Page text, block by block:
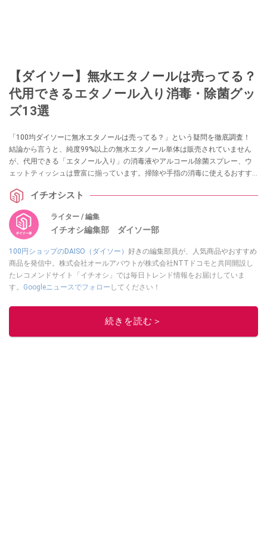
【ダイソー】無水エタノールは売ってる？
代用できるエタノール入り消毒・除菌グッ
ズ13選
「100均ダイソーに無水エタノールは売ってる？」という疑問を徹底調査！
結論から言うと、純度99%以上の無水エタノール単体は販売されていません
が、代用できる「エタノール入り」の消毒液やアルコール除菌スプレー、ウ
ェットティッシュは豊富に揃っています。掃除や手指の消毒に使えるおすす
イチオシスト
ライター / 編集
イチオシ編集部 ダイソー部
100円ショップのDAISO（ダイソー） 好きの編集部員が、人気商品やおすすめ
商品を発信中。株式会社オールアバウトが株式会社NTTドコモと共同開設し
たレコメンドサイト「イチオシ」では毎日トレンド情報をお届けしていま
す。 Googleニュースでフォロー してください！
このイチオシストの他の記事を読む
続きを読む＞